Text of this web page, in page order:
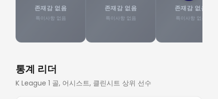
존재감 없음
특이사항 없음
존재감 없음
특이사항 없음
존재감 없음
특이사항 없음
통계 리더
K League 1 골, 어시스트, 클린시트 상위 선수